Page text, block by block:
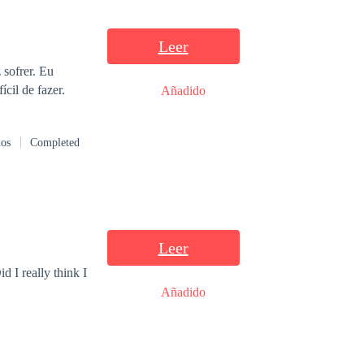
coisa mais difícil de fazer.
Completed
Leer
Añadido
I really think I
Leer
Añadido